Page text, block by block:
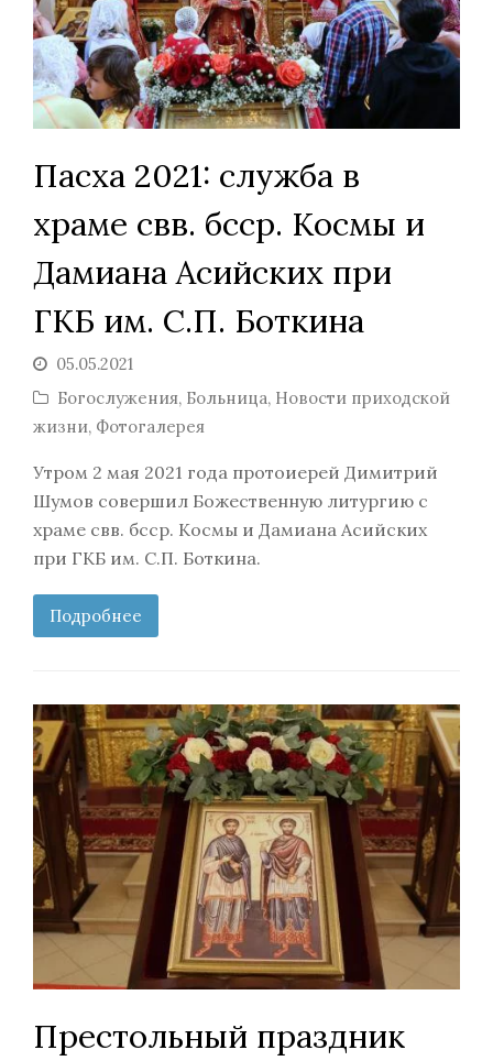
Пасха 2021: служба в
храме свв. бсср. Космы и
Дамиана Асийских при
ГКБ им. С.П. Боткина
05.05.2021
Богослужения, Больница, Новости приходской
жизни, Фотогалерея
Утром 2 мая 2021 года протоиерей Димитрий
Шумов совершил Божественную литургию с
храме свв. бсср. Космы и Дамиана Асийских
при ГКБ им. С.П. Боткина.
Подробнее
Престольный праздник